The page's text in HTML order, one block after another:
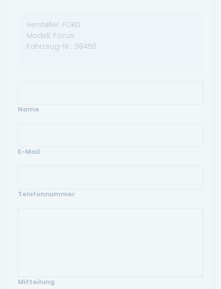
Hersteller: FORD
Modell: Focus
Fahrzeug-Nr.: 98456
Name
E-Mail
Telefonnummer
Mitteilung